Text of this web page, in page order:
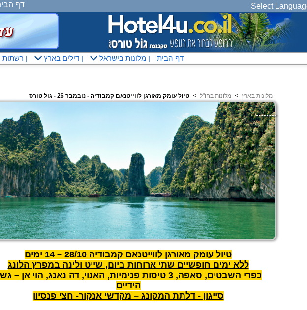
דף Select
רשתות | דילים בארץ| מלונות בישראל| דף הבית
טיול עומק מאורגן לווייטנאם קמבודיה - נובמבר 26 - גול טורס < מלונות בחו"ל < מלונות בארץ
טיול עומק מאורגן לווייטנאם קמבודיה 28/10 – 14 ימים
ללא ימים חופשיים שתי ארוחות ביום, שייט ולינה במפרץ הלונג
כפרי השבטים, סאפה, 3 טיסות פנימיות, האנוי, דה נאנג, הוי אן –
הידיים
סייגון - דלתת המקונג – מקדשי אנקור- חצי פנסיון